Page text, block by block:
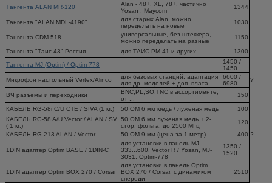
Тангента ALAN MR-120
Alan - 48+, XL, 78+, частично
Yosan , Maycom
1344
Тангента "ALAN MDL-4190"
для старых Alan, можно
переделать на новые
1030
Тангента CDM-518
универсальные, без штеккера,
можно переделать на разные
1150
Тангента "Таис 43" Россия для ТАИС РМ-41 и других
1300
Тангента MJ (Optim) / Optim-778
1450 /
1450
Микрофон настольный Vertex/Alinco
для базовых станций, адаптация
для др. моделей + доп. плата
6600 /
6980
?
ВЧ разъемы и переходники
BNC,PL,SO,TNC в ассортименте,
от ...
150
КАБЕЛЬ RG-58i C/U CTE / SIVA (1 м.) 50 ОМ 6 мм медь / луженая медь
100
КАБЕЛЬ RG-58 A/U Vector / ALAN / SV
( 1 м.)
50 ОМ 6 мм луженая медь + 2-
стор. фольга, до 2500 МГц
120
КАБЕЛЬ RG-213 ALAN / Vector
50 ОМ 9 мм (цена за 1 метр) 400 ?
1DIN адаптер Optim BASE / 1DIN-C
для установки в панель MJ-
333...600, Vector R / Yosan, MJ-
3031, Optim-778
1350 /
1520
1DIN адаптер Optim BOX 270 / Corsar
для установки в панель Optim
BOX 270 / Corsar, с динамиком
спереди
2510